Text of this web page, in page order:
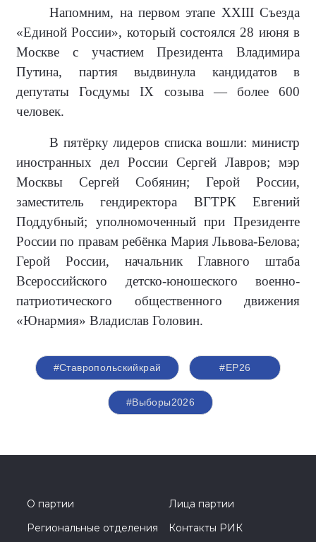
Напомним, на первом этапе XXIII Съезда
«Единой России», который состоялся 28 июня в
Москве с участием Президента Владимира
Путина, партия выдвинула кандидатов в
депутаты Госдумы IX созыва — более 600
человек.
В пятёрку лидеров списка вошли: министр
иностранных дел России Сергей Лавров; мэр
Москвы Сергей Собянин; Герой России,
заместитель гендиректора ВГТРК Евгений
Поддубный; уполномоченный при Президенте
России по правам ребёнка Мария Львова-Белова;
Герой России, начальник Главного штаба
Всероссийского детско-юношеского военно-
патриотического общественного движения
«Юнармия» Владислав Головин.
#Ставропольскийкрай #ЕР26
#Выборы2026
О партии
Лица партии
Региональные отделения
Контакты РИК